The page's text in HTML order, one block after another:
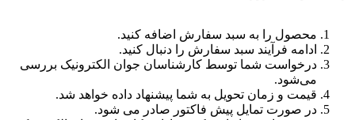
محصول را به سبد سفارش اضافه کنید.
ادامه فرآیند سبد سفارش را دنبال کنید.
درخواست شما توسط کارشناسان جوان الکترونیک بررسی
می‌شود.
قیمت و زمان تحویل به شما پیشنهاد داده خواهد شد.
در صورت تمایل پیش فاکتور صادر می شود.